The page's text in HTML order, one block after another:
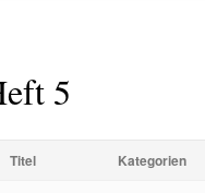
5
Titel Kategorien